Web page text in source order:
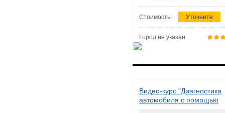
Стоимость: Уточните
Город не указан
Видео-курс "Диагностика
автомобиля с помощью